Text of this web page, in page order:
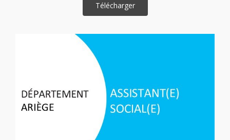
Télécharger